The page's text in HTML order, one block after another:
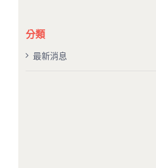
果：
分類
最新消息